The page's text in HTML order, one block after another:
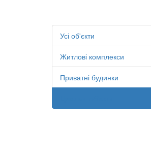
Усі об'єкти
Житлові комплекси
Приватні будинки